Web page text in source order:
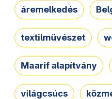
áremelkedés
textilművészet
Maarif alapítvány
világcsúcs